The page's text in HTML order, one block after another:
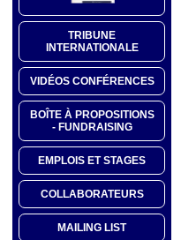
TRIBUNE
INTERNATIONALE
VIDÉOS CONFÉRENCES
BOÎTE À PROPOSITIONS
- FUNDRAISING
EMPLOIS ET STAGES
COLLABORATEURS
MAILING LIST